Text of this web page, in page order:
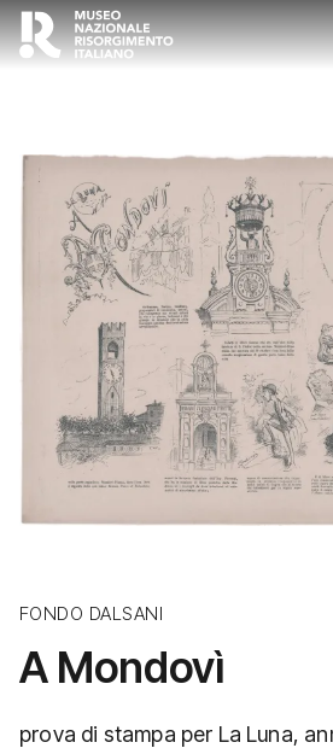
FONDO DALSANI
A Mondovì
prova di stampa per La Luna,